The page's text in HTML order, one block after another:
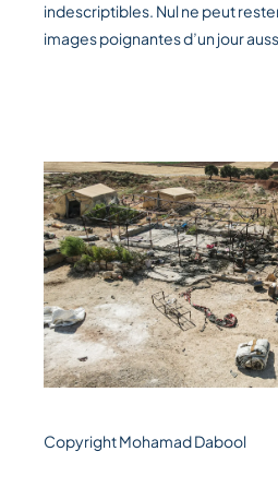
indescriptibles. Nul ne peut
images poignantes d’un jour
Copyright Mohamad Dabool